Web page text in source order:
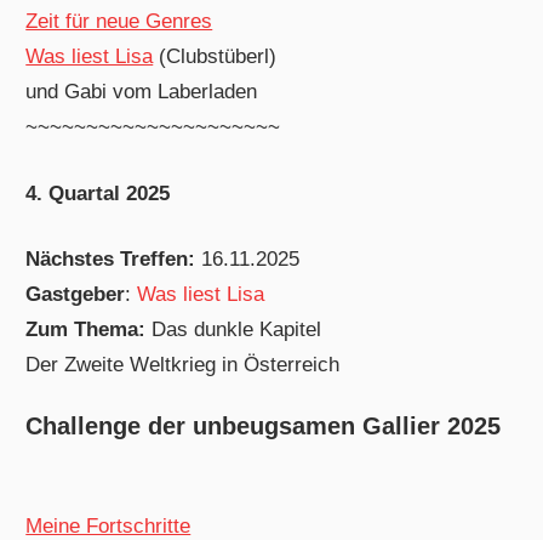
Zeit für neue Genres
Was liest Lisa(Clubstüberl)
und Gabi vom Laberladen
~~~~~~~~~~~~~~~~~~~~~
4. Quartal 2025
Nächstes Treffen: 16.11.2025
Gastgeber:Was liest Lisa
Zum Thema: Das dunkle Kapitel
Der Zweite Weltkrieg in Österreich
Challenge der unbeugsamen Gallier 2025
Meine Fortschritte